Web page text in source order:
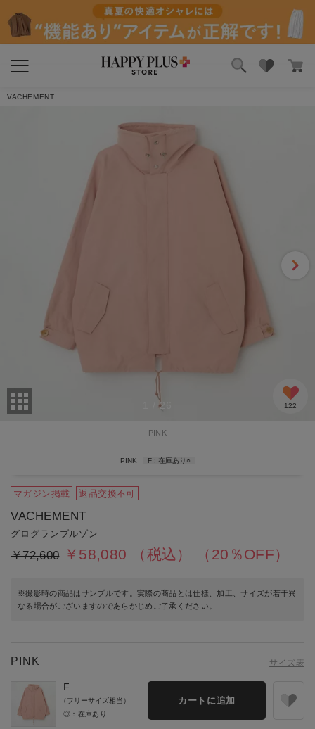
VACHEMENT
マガジン掲載 返品交換不可
/26 122
PINK
PINK F 在庫あり ○
VACHEMENT
グログランブルゾン
￥72,600 ￥58,080 （税込） （20％OFF）
※撮影時の商品はサンプルです。実際の商品とは仕様、加工、サイズが若干異
なる場合がございますのであらかじめご了承ください。
サイズ表
PINK
F
（フリーサイズ相当）
◎：在庫あり
カートに追加